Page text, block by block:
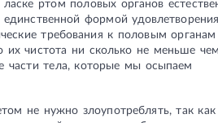
ртом половых органов
формой удовлетворения
требования к половым
их чистота ни сколько не меньше
части тела, которые мы осыпаем
не нужно злоупотреблять, так как